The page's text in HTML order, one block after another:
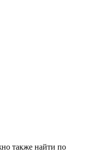
также найти по